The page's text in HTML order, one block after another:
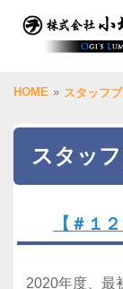
HOME » スタッフ
スタッ
【＃１
2020年度、最